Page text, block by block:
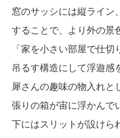
窓のサッシには縦ライン
することで、より外の景
「家を小さい部屋で仕
吊るす構造にして浮遊感
犀さんの趣味の物入れと
張りの箱が宙に浮かんで
下にはスリットが設け